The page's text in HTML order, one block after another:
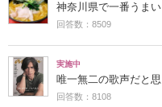
神奈川県で一番うま
回答数：8509
実施中
唯一無二の歌声だと
回答数：8108